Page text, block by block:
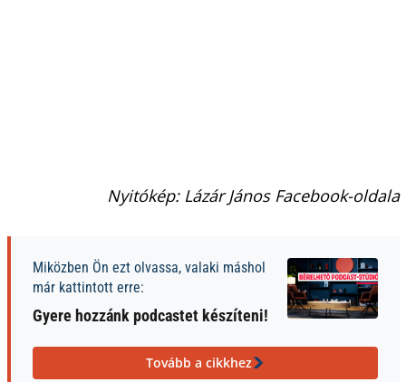
Nyitókép: Lázár János Facebook-oldala
Miközben Ön ezt olvassa, valaki máshol
már kattintott erre:
Gyere hozzánk podcastet készíteni!
Tovább a cikkhez